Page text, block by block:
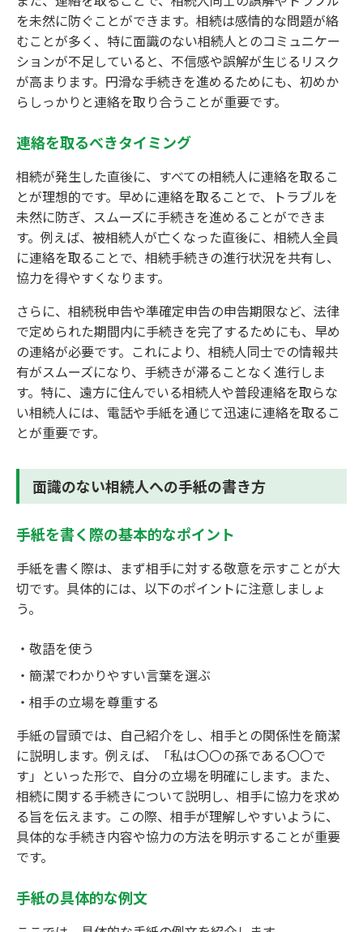
を未然に防ぐことができます。相続は感情的な問題が絡
むことが多く、特に面識のない相続人とのコミュニケー
ションが不足していると、不信感や誤解が生じるリスク
が高まります。円滑な手続きを進めるためにも、初めか
らしっかりと連絡を取り合うことが重要です。
連絡を取るべきタイミング
相続が発生した直後に、すべての相続人に連絡を取るこ
とが理想的です。早めに連絡を取ることで、トラブルを
未然に防ぎ、スムーズに手続きを進めることができま
す。例えば、被相続人が亡くなった直後に、相続人全員
に連絡を取ることで、相続手続きの進行状況を共有し、
協力を得やすくなります。
さらに、相続税申告や準確定申告の申告期限など、法律
で定められた期間内に手続きを完了するためにも、早め
の連絡が必要です。これにより、相続人同士での情報共
有がスムーズになり、手続きが滞ることなく進行しま
す。特に、遠方に住んでいる相続人や普段連絡を取らな
い相続人には、電話や手紙を通じて迅速に連絡を取るこ
とが重要です。
面識のない相続人への手紙の書き方
手紙を書く際の基本的なポイント
手紙を書く際は、まず相手に対する敬意を示すことが大
切です。具体的には、以下のポイントに注意しましょ
う。
敬語を使う
簡潔でわかりやすい言葉を選ぶ
相手の立場を尊重する
手紙の冒頭では、自己紹介をし、相手との関係性を簡潔
に説明します。例えば、「私は〇〇の孫である〇〇で
す」といった形で、自分の立場を明確にします。また、
相続に関する手続きについて説明し、相手に協力を求め
る旨を伝えます。この際、相手が理解しやすいように、
具体的な手続き内容や協力の方法を明示することが重要
です。
手紙の具体的な例文